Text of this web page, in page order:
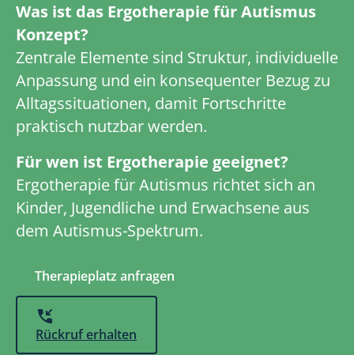
Was ist das Ergotherapie für Autismus
Konzept?
Zentrale Elemente sind Struktur, individuelle
Anpassung und ein konsequenter Bezug zu
Alltagssituationen, damit Fortschritte
praktisch nutzbar werden.
Für wen ist Ergotherapie geeignet?
Ergotherapie für Autismus richtet sich an
Kinder, Jugendliche und Erwachsene aus
dem Autismus-Spektrum.
Therapieplatz anfragen
Rückruf erhalten